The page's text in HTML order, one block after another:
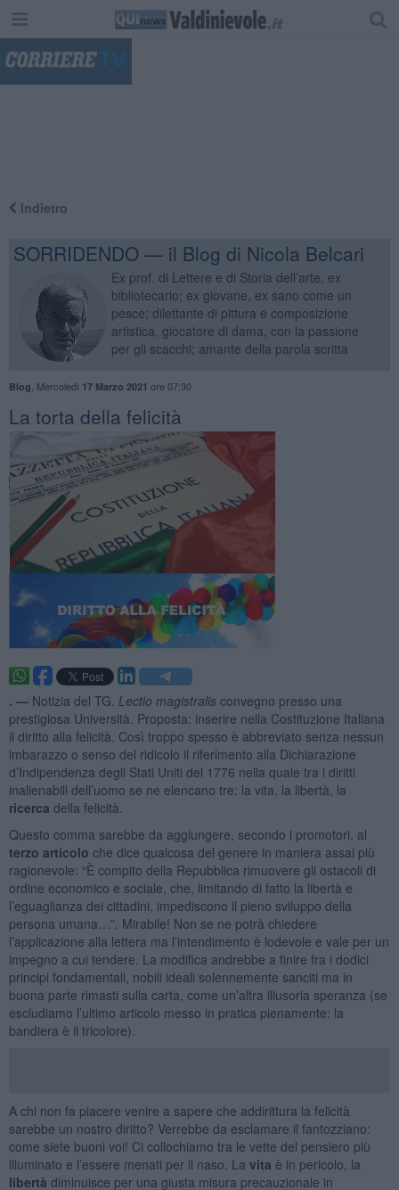
Indietro
SORRIDENDO — il Blog di Nicola Belcari
Ex prof. di Lettere e di Storia dell’arte, ex
bibliotecario; ex giovane, ex sano come un
pesce; dilettante di pittura e composizione
artistica, giocatore di dama, con la passione
per gli scacchi; amante della parola scritta
Blog Mercoledì 17 Marzo 2021 ore 07:30
La torta della felicità
. — Notizia del TG. Lectio magistralis convegno presso una
prestigiosa Università. Proposta: inserire nella Costituzione Italiana
il diritto alla felicità. Così troppo spesso è abbreviato senza nessun
imbarazzo o senso del ridicolo il riferimento alla Dichiarazione
d’Indipendenza degli Stati Uniti del 1776 nella quale tra i diritti
inalienabili dell’uomo se ne elencano tre: la vita, la libertà, la
ricerca della felicità.
Questo comma sarebbe da aggiungere, secondo i promotori, al
terzo articolo che dice qualcosa del genere in maniera assai più
ragionevole: “È compito della Repubblica rimuovere gli ostacoli di
ordine economico e sociale, che, limitando di fatto la libertà e
l’eguaglianza dei cittadini, impediscono il pieno sviluppo della
persona umana…”. Mirabile! Non se ne potrà chiedere
l’applicazione alla lettera ma l’intendimento è lodevole e vale per un
impegno a cui tendere. La modifica andrebbe a finire fra i dodici
principi fondamentali, nobili ideali solennemente sanciti ma in
buona parte rimasti sulla carta, come un’altra illusoria speranza (se
escludiamo l’ultimo articolo messo in pratica pienamente: la
bandiera è il tricolore).
A chi non fa piacere venire a sapere che addirittura la felicità
sarebbe un nostro diritto? Verrebbe da esclamare il fantozziano:
come siete buoni voi! Ci collochiamo tra le vette del pensiero più
illuminato e l’essere menati per il naso. La vita è in pericolo, la
libertà diminuisce per una giusta misura precauzionale in